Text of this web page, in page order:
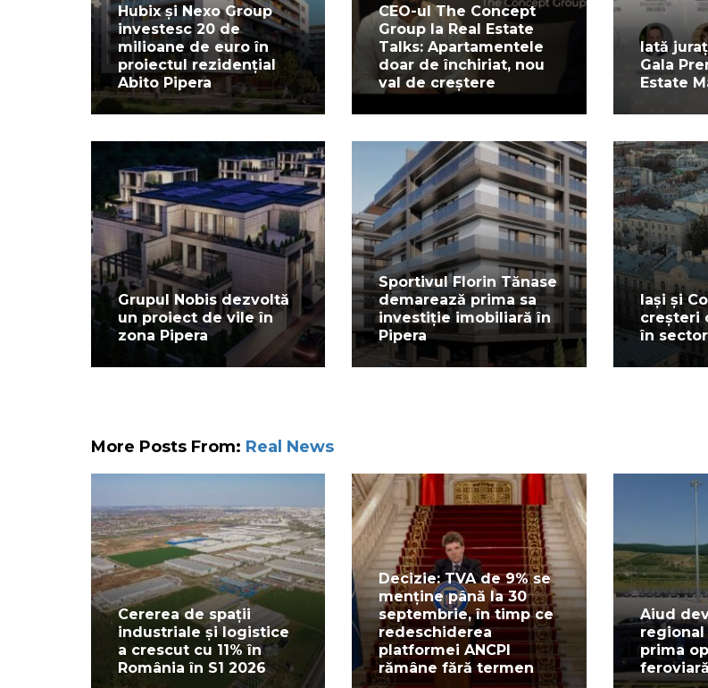
Hubix și Nexo Group
investesc 20 de
milioane de euro în
proiectul rezidențial
Abito Pipera
CEO-ul The Concept
Group la Real Estate
Talks: Apartamentele
doar de închiriat, nou
val de creștere
Iată
Gala
Estate
Grupul Nobis dezvoltă
un proiect de vile în
zona Pipera
Sportivul Florin Tănase
demarează prima sa
investiție imobiliară în
Pipera
Iași și
creșteri
în
More Posts From: Real News
Cererea de spații
industriale și logistice
a crescut cu 11% în
România în S1 2026
Decizie: TVA de 9% se
menține până la 30
septembrie, în timp ce
redeschiderea
platformei ANCPI
rămâne fără termen
Aiud
regional
prima